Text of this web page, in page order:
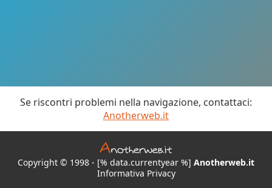
Se riscontri problemi nella navigazione, contattaci:
Anotherweb.it
Copyright © 1998 - [% data.currentyear %] Anotherweb.it
Informativa Privacy